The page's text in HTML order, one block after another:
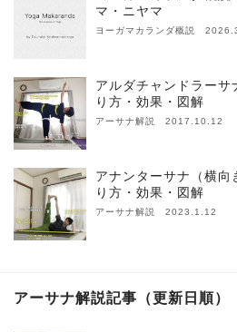
マ・ニヤマ
ヨーガマカランダ概説
アルダチャンドラーサ
り方・効果・図解
アーサナ解説 2017.10.12
アナンターサナ（横向
り方・効果・図解
アーサナ解説 2023.1.12
アーサナ解説記事（更新日順）